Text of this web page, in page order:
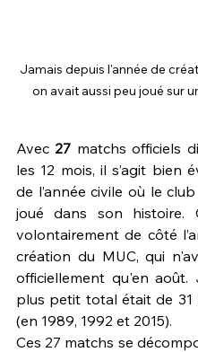
Jamais depuis l'année de
on avait aussi peu joué sur
Avec 27 matchs officiels
les 12 mois, il s’agit bien
de l’année civile où le
joué dans son histoire.
volontairement de côté
création du MUC, qui
officiellement qu'en août.
plus petit total était de 31
(en 1989, 1992 et 2015).
Ces 27 matchs se